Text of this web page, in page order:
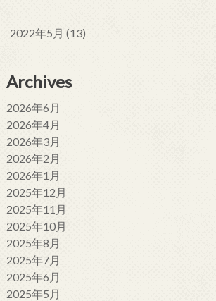
2022年5月 (13)
Archives
2026年6月
2026年4月
2026年3月
2026年2月
2026年1月
2025年12月
2025年11月
2025年10月
2025年8月
2025年7月
2025年6月
2025年5月